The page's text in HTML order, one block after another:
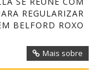
REGULARIZAR
BELFORD ROXO
Mais sobre